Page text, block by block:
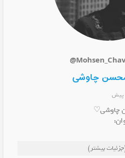
محسن چاوشی
چاوشی♡
بیشتر)